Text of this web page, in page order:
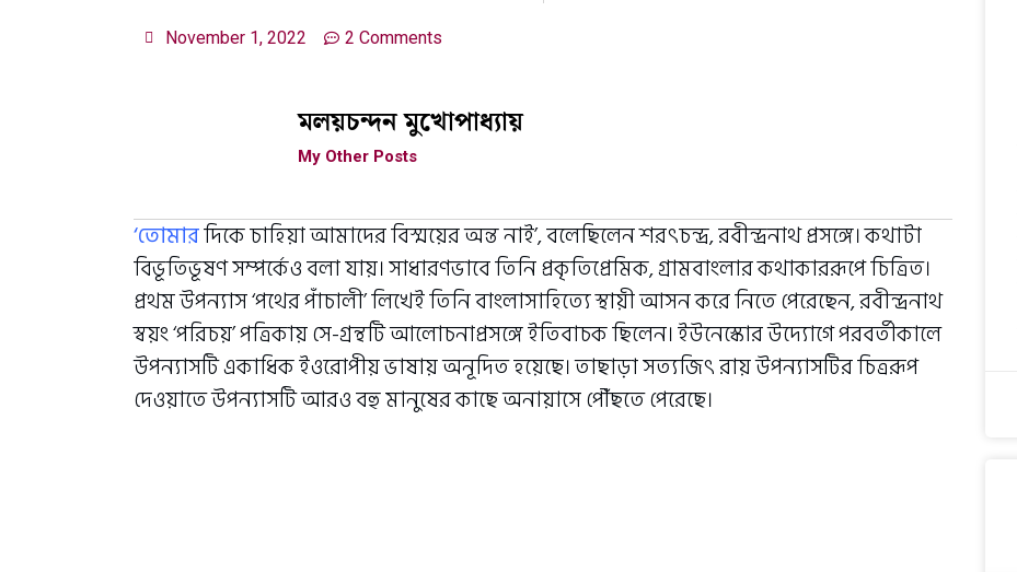
November 1, 2022 2 Comments
মলয়চন্দন মুখোপাধ্যায়
My Other Posts
‘তোমারদিকে চাহিয়া আমাদের বিস্ময়ের অন্ত নাই’, বলেছিলেন শরৎচন্দ্র, রবীন্দ্রনাথ প্রসঙ্গে। কথাটা
বিভূতিভূষণ সম্পর্কেও বলা যায়। সাধারণভাবে তিনি প্রকৃতিপ্রেমিক, গ্রামবাংলার কথাকাররূপে চিত্রিত।
প্রথম উপন‍্যাস ‘পথের পাঁচালী’ লিখেই তিনি বাংলাসাহিত‍্যে স্থায়ী আসন করে নিতে পেরেছেন, রবীন্দ্রনাথ
স্বয়ং ‘পরিচয়’ পত্রিকায় সে-গ্রন্থটি আলোচনাপ্রসঙ্গে ইতিবাচক ছিলেন। ইউনেস্কোর উদ‍্যোগে পরবর্তীকালে
উপন‍্যাসটি একাধিক ইওরোপীয় ভাষায় অনূদিত হয়েছে। তাছাড়া সত‍্যজিৎ রায় উপন‍্যাসটির চিত্ররূপ
দেওয়াতে উপন‍্যাসটি আরও বহু মানুষের কাছে অনায়াসে পৌঁছতে পেরেছে।